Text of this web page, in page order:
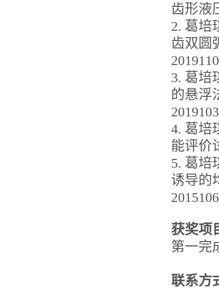
齿形液
2. 葛培
齿双圆
3. 葛培
的悬浮
4. 葛培
能评价
5. 葛培
诱导的
获奖项
第一完
联系方